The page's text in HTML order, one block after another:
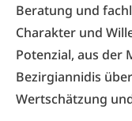
Beratung und
Charakter und
Potenzial, aus der
Bezirgiannidis
Wertschätzung